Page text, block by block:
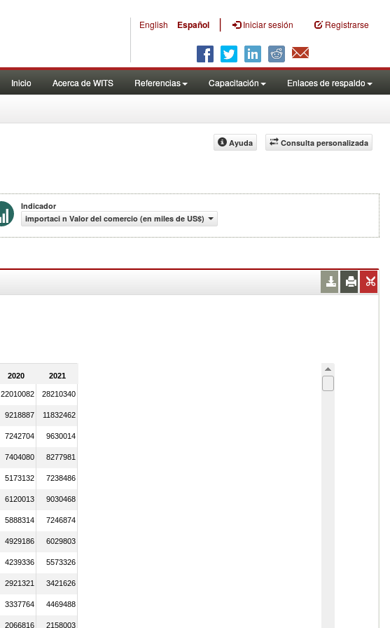
English Español | Iniciar sesión Registrarse
Inicio Acerca de WITS Referencias Capacitación Enlaces de respaldo
Consulta personalizada
Ayuda
Indicador
importaci n Valor del comercio (en miles de US$)
2020 2021
22010082 28210340
9218887 11832462
7242704 9630014
7404080 8277981
5173132 7238486
6120013 9030468
5888314 7246874
4929186 6029803
4239336 5573326
2921321 3421626
3337764 4469488
2066816 2158003